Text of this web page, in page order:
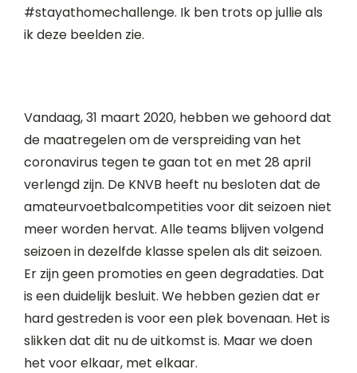
#stayathomechallenge. Ik ben trots op jullie als
ik deze beelden zie.
Vandaag, 31 maart 2020, hebben we gehoord dat
de maatregelen om de verspreiding van het
coronavirus tegen te gaan tot en met 28 april
verlengd zijn. De KNVB heeft nu besloten dat de
amateurvoetbalcompetities voor dit seizoen niet
meer worden hervat. Alle teams blijven volgend
seizoen in dezelfde klasse spelen als dit seizoen.
Er zijn geen promoties en geen degradaties. Dat
is een duidelijk besluit. We hebben gezien dat er
hard gestreden is voor een plek bovenaan. Het is
slikken dat dit nu de uitkomst is. Maar we doen
het voor elkaar, met elkaar.